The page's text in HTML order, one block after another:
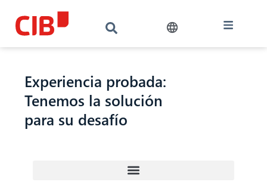
Experiencia probada:
Tenemos la solución
para su desafío